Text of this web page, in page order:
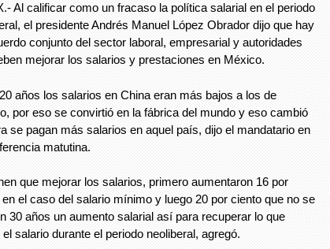
Al calificar como un fracaso la política salarial en el periodo
el presidente Andrés Manuel López Obrador dijo que hay
conjunto del sector laboral, empresarial y autoridades
mejorar los salarios y prestaciones en México.
años los salarios en China eran más bajos a los de
por eso se convirtió en la fábrica del mundo y eso cambió
se pagan más salarios en aquel país, dijo el mandatario en
matutina.
que mejorar los salarios, primero aumentaron 16 por
el caso del salario mínimo y luego 20 por ciento que no se
30 años un aumento salarial así para recuperar lo que
el salario durante el periodo neoliberal, agregó.